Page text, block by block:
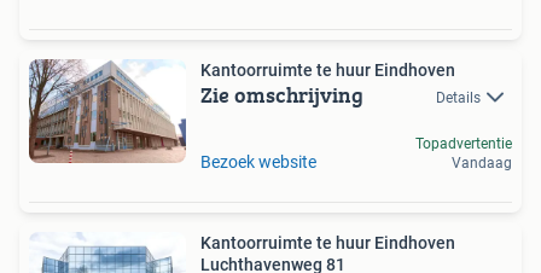
Kantoorruimte te huur Eindhoven
Zie omschrijving Details
Bezoek website
Topadvertentie
Vandaag
Kantoorruimte te huur Eindhoven
Luchthavenweg 81